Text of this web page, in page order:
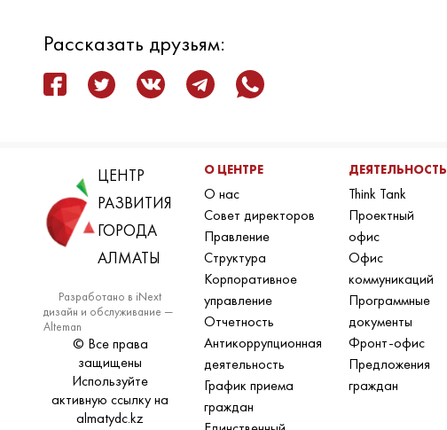
Рассказать друзьям:
ЦЕНТР
РАЗВИТИЯ
ГОРОДА
АЛМАТЫ
Разработано в iNext
дизайн и обслуживание —
Alteman
© Все права
защищены
Используйте
активную ссылку на
almatydc.kz
О ЦЕНТРЕ
О нас
Совет директоров
Правление
Структура
Корпоративное
управление
Отчетность
Антикоррупционная
деятельность
График приема
граждан
ДЕЯТЕЛЬНОСТЬ
Think Tank
Проектный
офис
Офис
коммуникаций
Программные
документы
Фронт-офис
Предложения
граждан